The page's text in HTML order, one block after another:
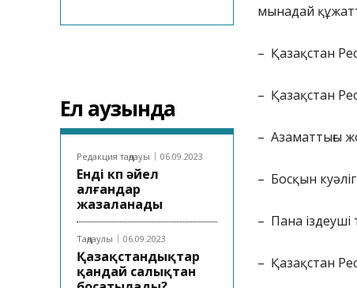
Ел аузында
Редакция таңдауы 06.09.2023
Енді көп әйел
алғандар
жазаланады
Таңдаулы 06.09.2023
Қазақстандықтар
қандай салықтан
мынадай
– Қазақстан
– Қазақстан
– Азаматтығы
– Босқын
– Пана іздеуші
– Қазақстан